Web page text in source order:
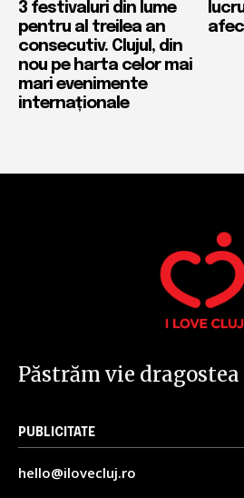
3 festivaluri din lume
pentru al treilea an
consecutiv. Clujul, din
nou pe harta celor mai
mari evenimente
internaționale
Păstrăm vie
PUBLICITATE
hello@ilovecluj.ro